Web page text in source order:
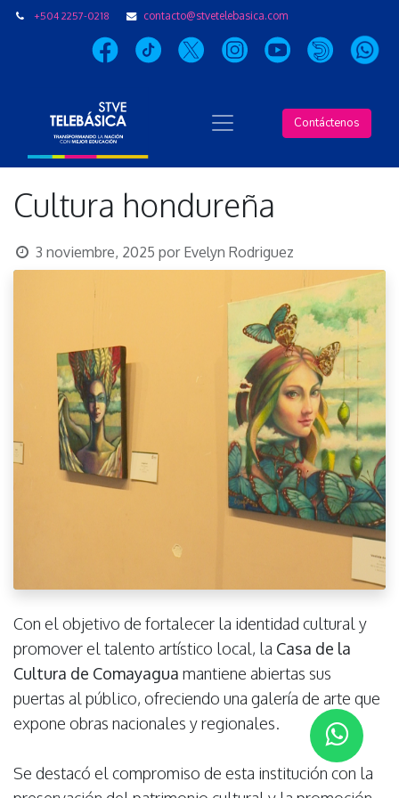
+504 2257-0218 contacto@stvetelebasica.com
Contáctenos
Cultura hondureña
3 noviembre, 2025 por Evelyn Rodriguez
Con el objetivo de fortalecer la identidad cultural y
promover el talento artístico local, la Casa de la
Cultura de Comayagua mantiene abiertas sus
puertas al público, ofreciendo una galería de arte que
expone obras nacionales y regionales.
Se destacó el compromiso de esta institución con la